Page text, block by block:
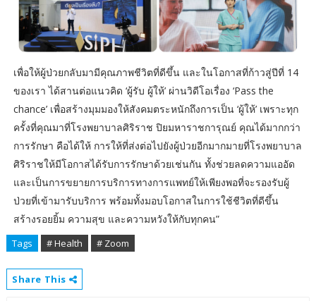
เพื่อให้ผู้ป่วยกลับมามีคุณภาพชีวิตที่ดีขึ้น และในโอกาสที่ก้าวสู่ปีที่ 14
ของเรา ได้สานต่อแนวคิด ‘ผู้รับ ผู้ให้’ ผ่านวิดีโอเรื่อง ‘Pass the
chance’ เพื่อสร้างมุมมองให้สังคมตระหนักถึงการเป็น ‘ผู้ให้’ เพราะทุก
ครั้งที่คุณมาที่โรงพยาบาลศิริราช ปิยมหาราชการุณย์ คุณได้มากกว่า
การรักษา คือได้ให้ การให้ที่ส่งต่อไปยังผู้ป่วยอีกมากมายที่โรงพยาบาล
ศิริราชให้มีโอกาสได้รับการรักษาด้วยเช่นกัน ทั้งช่วยลดความแออัด
และเป็นการขยายการบริการทางการแพทย์ให้เพียงพอที่จะรองรับผู้
ป่วยที่เข้ามารับบริการ พร้อมทั้งมอบโอกาสในการใช้ชีวิตที่ดีขึ้น
สร้างรอยยิ้ม ความสุข และความหวังให้กับทุกคน”
Tags # Health # Zoom
Share This